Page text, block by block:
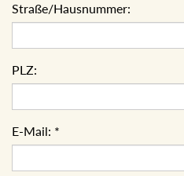
Straße/Hausnummer:
PLZ:
E-Mail: *